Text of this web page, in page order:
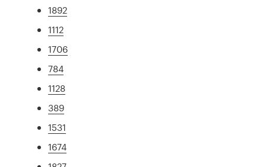
1892
1112
1706
784
1128
389
1531
1674